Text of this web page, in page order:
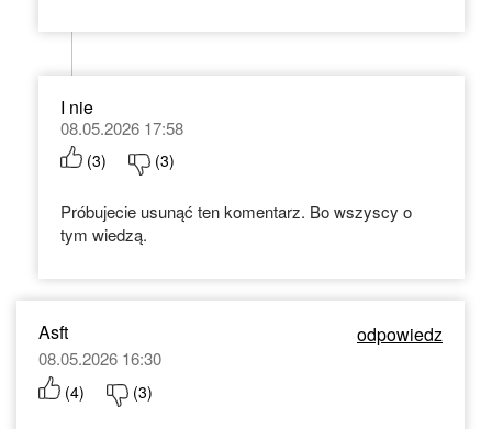
I nie
08.05.2026 17:58
(3) (3)
Próbujecie usunąć ten komentarz. Bo wszyscy o
tym wiedzą.
Asft odpowiedz
08.05.2026 16:30
(4) (3)